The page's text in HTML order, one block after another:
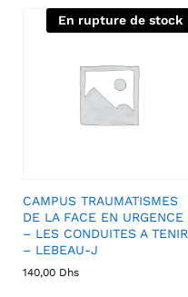
En rupture de stock
CAMPUS TRAUMATISMES
DE LA FACE EN URGENCE
– LES CONDUITES A TENIR
– LEBEAU-J
140,00 Dhs